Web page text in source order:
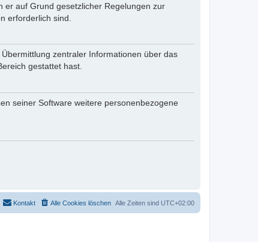
er auf Grund gesetzlicher Regelungen zur
erforderlich sind.
zentraler Informationen über das
gestattet hast.
seiner Software weitere personenbezogene
Alle Zeiten sind UTC+02:00
Alle Cookies löschen
Kontakt